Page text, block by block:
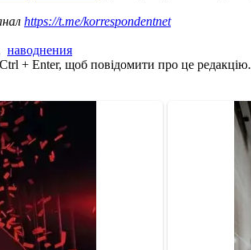
https://t.me/korrespondentnet
наводнения
+ Enter, щоб повідомити про це редакцію.